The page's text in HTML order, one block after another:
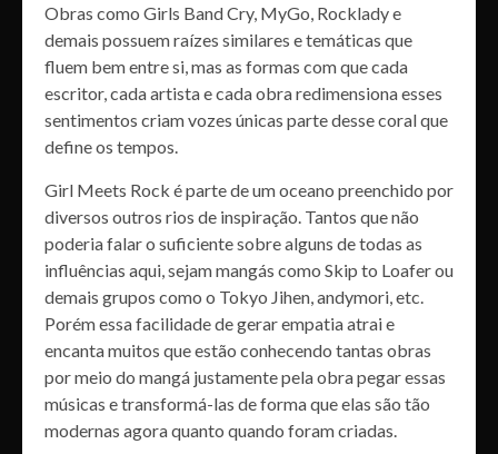
Obras como Girls Band Cry, MyGo, Rocklady e
demais possuem raízes similares e temáticas que
fluem bem entre si, mas as formas com que cada
escritor, cada artista e cada obra redimensiona esses
sentimentos criam vozes únicas parte desse coral que
define os tempos.
Girl Meets Rock é parte de um oceano preenchido por
diversos outros rios de inspiração. Tantos que não
poderia falar o suficiente sobre alguns de todas as
influências aqui, sejam mangás como Skip to Loafer ou
demais grupos como o Tokyo Jihen, andymori, etc.
Porém essa facilidade de gerar empatia atrai e
encanta muitos que estão conhecendo tantas obras
por meio do mangá justamente pela obra pegar essas
músicas e transformá-las de forma que elas são tão
modernas agora quanto quando foram criadas.